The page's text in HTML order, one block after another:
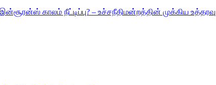
காலம் நீட்டிப்பு? – உச்சநீதிமன்றத்தின் முக்கிய உத்தரவு